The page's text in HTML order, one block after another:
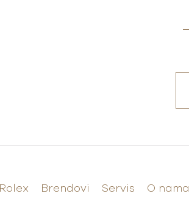
Rolex Brendovi Servis O nama